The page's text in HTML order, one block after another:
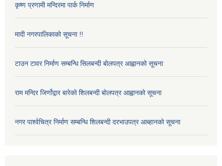
कृष्ण प्रणामी मन्दिरमा पार्क निर्माण
मादी नगरपालिकाको सूचना !!
टाउन टावर निर्माण सम्बन्धि सिलबन्दी बोलपत्र आह्वानको सूचना
राम मन्दिर जिर्णोद्वार बारेको शिलबन्दी बोलपत्र आह्वानको सूचना
नगर पार्श्वचित्र निर्माण सम्बन्धि शिलबन्दी दरभाउपत्र आब्हानको सूचना